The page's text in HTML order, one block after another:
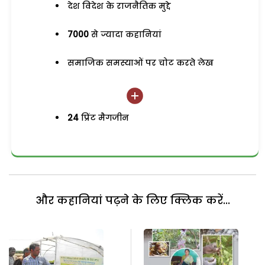
देश विदेश के राजनैतिक मुद्दे
7000 से ज्यादा कहानियां
समाजिक समस्याओं पर चोट करते लेख
24 प्रिंट मैगजीन
और कहानियां पढ़ने के लिए क्लिक करें...